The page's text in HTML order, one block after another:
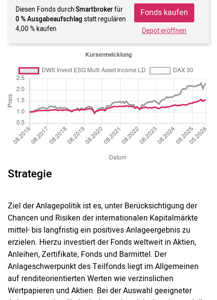
Diesen Fonds durchSmartbrokerfür
0 % Ausgabeaufschlag statt regulären
4,00 % kaufen
Fonds kaufen
Depot eröffnen
Strategie
Ziel der Anlagepolitik ist es, unter Berücksichtigung der
Chancen und Risiken der internationalen Kapitalmärkte
mittel- bis langfristig ein positives Anlageergebnis zu
erzielen. Hierzu investiert der Fonds weltweit in Aktien,
Anleihen, Zertifikate, Fonds und Barmittel. Der
Anlageschwerpunkt des Teilfonds liegt im Allgemeinen
auf renditeorientierten Werten wie verzinslichen
Wertpapieren und Aktien. Bei der Auswahl geeigneter